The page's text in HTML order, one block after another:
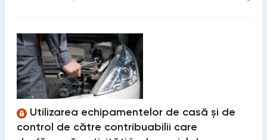
Utilizarea echipamentelor de casă și de
control de către contribuabilii care